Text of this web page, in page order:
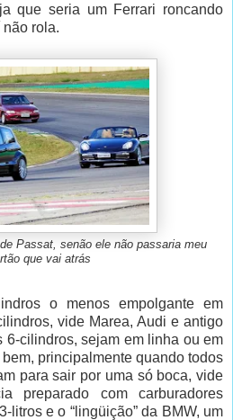
que seria um Ferrari roncando
não rola.
Passat, senão ele não passaria meu
que vai atrás
o menos empolgante em
vide Marea, Audi e antigo
6-cilindros, sejam em linha ou em
principalmente quando todos
para sair por uma só boca, vide
preparado com carburadores
litros e o “lingüição” da BMW, um